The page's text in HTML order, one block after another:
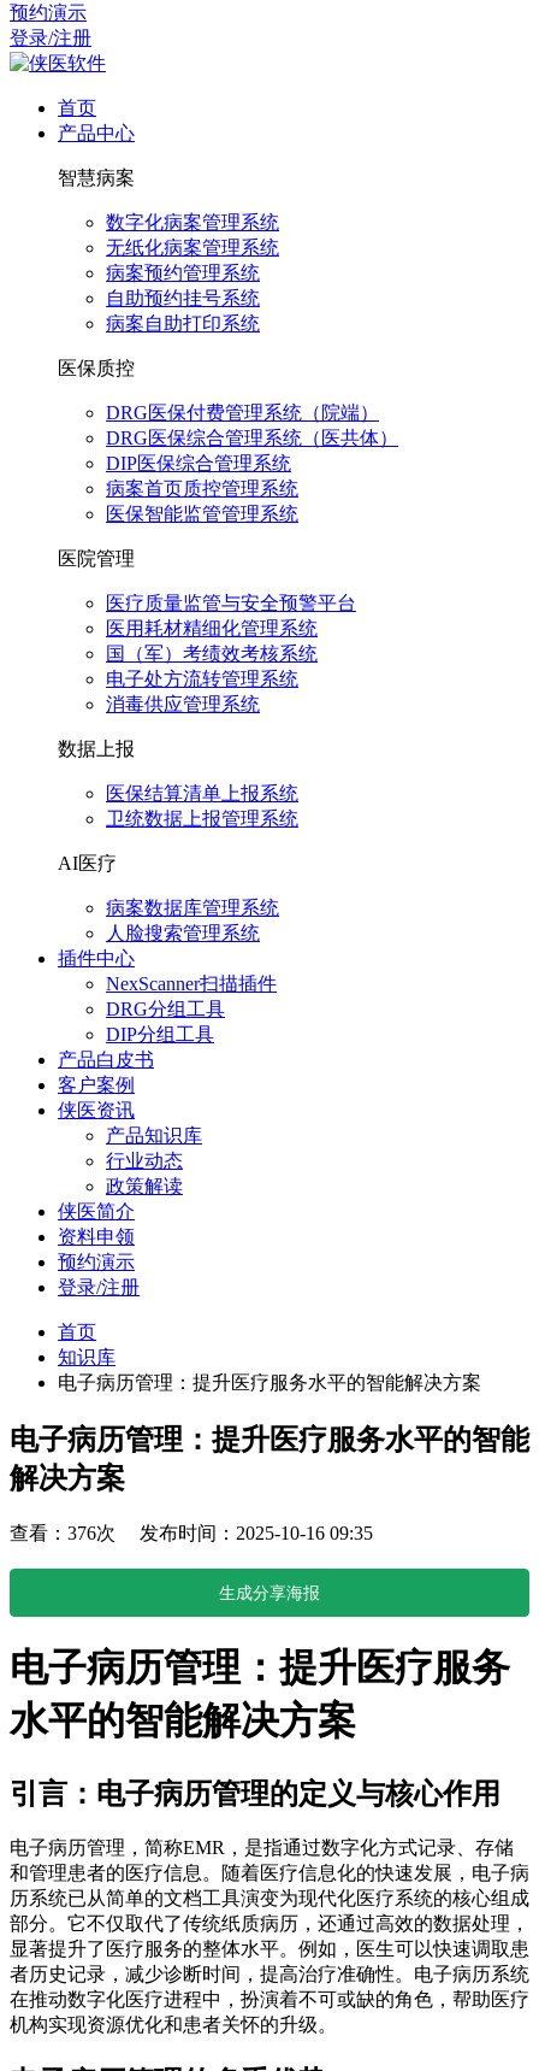
预约演示
登录/注册
首页
产品中心
智慧病案
数字化病案管理系统
无纸化病案管理系统
病案预约管理系统
自助预约挂号系统
病案自助打印系统
医保质控
DRG医保付费管理系统（院端）
DRG医保综合管理系统（医共体）
DIP医保综合管理系统
病案首页质控管理系统
医保智能监管管理系统
医院管理
医疗质量监管与安全预警平台
医用耗材精细化管理系统
国（军）考绩效考核系统
电子处方流转管理系统
消毒供应管理系统
数据上报
医保结算清单上报系统
卫统数据上报管理系统
AI医疗
病案数据库管理系统
人脸搜索管理系统
插件中心
NexScanner扫描插件
DRG分组工具
DIP分组工具
产品白皮书
客户案例
侠医资讯
产品知识库
行业动态
政策解读
侠医简介
资料申领
预约演示
登录/注册
首页
知识库
电子病历管理：提升医疗服务水平的智能解决方案
电子病历管理：提升医疗服务水平的智能
解决方案
查看：376次 发布时间：2025-10-16 09:35
生成分享海报
电子病历管理：提升医疗服务
水平的智能解决方案
引言：电子病历管理的定义与核心作用
电子病历管理，简称EMR，是指通过数字化方式记录、存储
和管理患者的医疗信息。随着医疗信息化的快速发展，电子病
历系统已从简单的文档工具演变为现代化医疗系统的核心组成
部分。它不仅取代了传统纸质病历，还通过高效的数据处理，
显著提升了医疗服务的整体水平。例如，医生可以快速调取患
者历史记录，减少诊断时间，提高治疗准确性。电子病历系统
在推动数字化医疗进程中，扮演着不可或缺的角色，帮助医疗
机构实现资源优化和患者关怀的升级。